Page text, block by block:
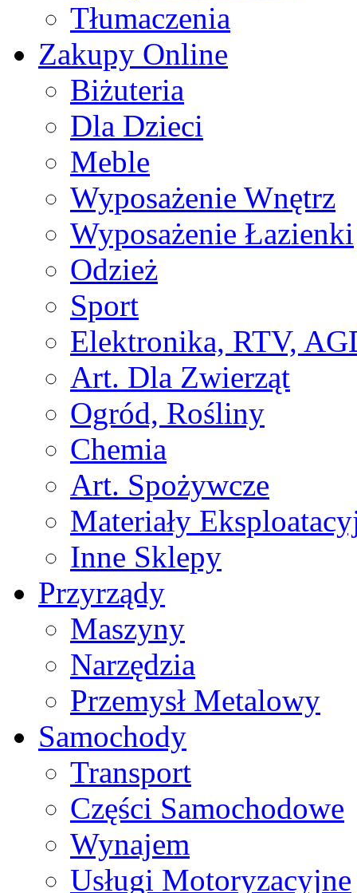
Tłumaczenia
Zakupy Online
Biżuteria
Dla Dzieci
Meble
Wyposażenie Wnętrz
Wyposażenie Łazienki
Odzież
Sport
Elektronika, RTV,
Art. Dla Zwierząt
Ogród, Rośliny
Chemia
Art. Spożywcze
Materiały
Inne Sklepy
Przyrządy
Maszyny
Narzędzia
Przemysł Metalowy
Samochody
Transport
Części Samochodowe
Wynajem
Usługi Motoryzacyjne